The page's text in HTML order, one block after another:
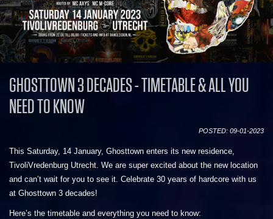
GHOSTTOWN 3 DECADES - TIMETABLE & ALL YOU
NEED TO KNOW
POSTED: 09-01-2023
This Saturday, 14 January, Ghosttown enters its new residence,
TivoliVredenburg Utrecht. We are super excited about the new location
and can’t wait for you to see it. Celebrate 30 years of hardcore with us
at Ghosttown 3 decades!
Here’s the timetable and everything you need to know: